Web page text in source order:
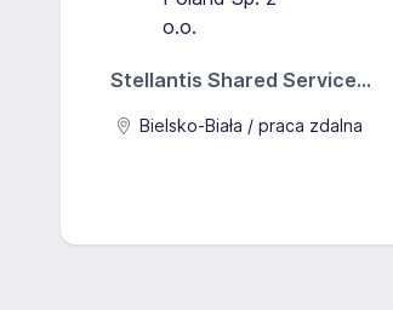
Stellantis Shared Service...
Bielsko-Biała / praca zdalna